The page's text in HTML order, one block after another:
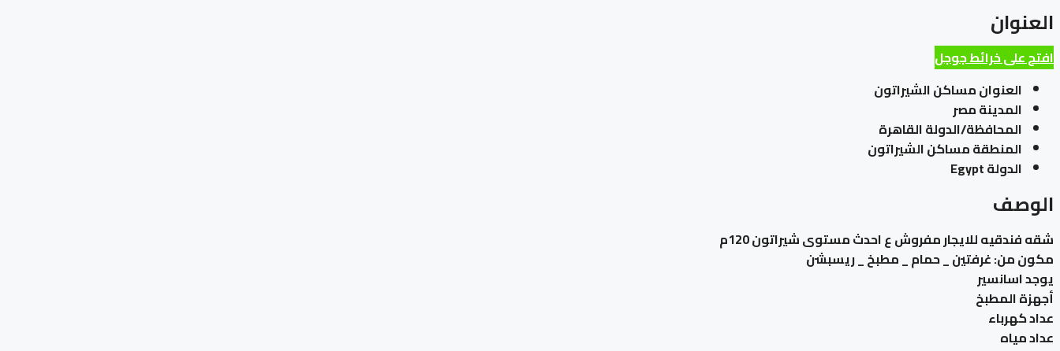
العنوان
افتح على خرائط جوجل
العنوانمساكن الشيراتون
المدينةمصر
المحافظة/الدولةالقاهرة
المنطقةمساكن الشيراتون
الدولةEgypt
الوصف
شقه فندقيه للايجار مفروش ع احدث مستوى شيراتون 120م
مكون من: غرفتين _ حمام _ مطبخ _ ريسبشن
يوجد اسانسير
أجهزة المطبخ
عداد كهرباء
عداد مياه